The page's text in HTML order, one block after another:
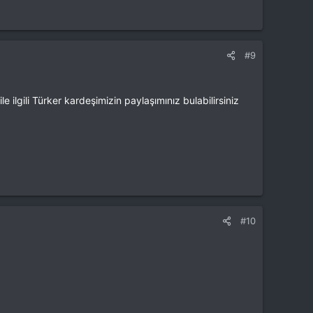
#9
ilgili Türker kardeşimizin paylaşımınız bulabilirsiniz
#10